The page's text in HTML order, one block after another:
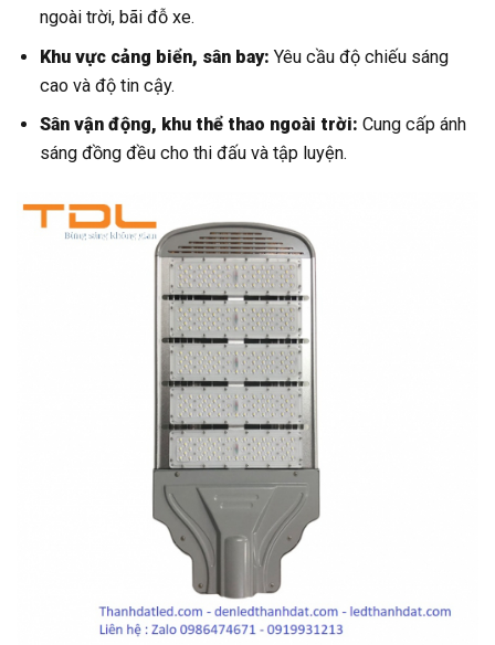
ngoài trời, bãi đỗ xe.
Khu vực cảng biển, sân bay: Yêu cầu độ chiếu sáng
cao và độ tin cậy.
Sân vận động, khu thể thao ngoài trời: Cung cấp ánh
sáng đồng đều cho thi đấu và tập luyện.